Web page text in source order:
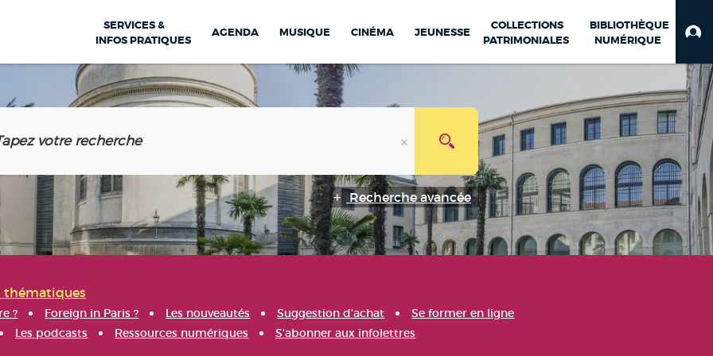
SERVICES &
INFOS PRATIQUES
AGENDA MUSIQUE CINÉMA JEUNESSE
COLLECTIONS
PATRIMONIALES
BIBLIOTHÈQUE
NUMÉRIQUE
Recherche avancée
thématiques
? Foreign in Paris ? Les nouveautés Suggestion d'achat
Se former en ligne
Les podcasts Ressources numériques S'abonner aux infolettres